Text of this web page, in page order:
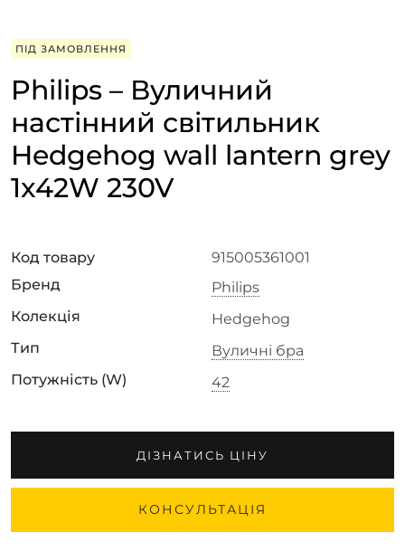
ПІД ЗАМОВЛЕННЯ
Philips – Вуличний
настінний світильник
Hedgehog wall lantern grey
1x42W 230V
Код товару
915005361001
Бренд
Philips
Колекція
Hedgehog
Тип
Вуличні бра
Потужність (W)
42
ДІЗНАТИСЬ ЦІНУ
КОНСУЛЬТАЦІЯ